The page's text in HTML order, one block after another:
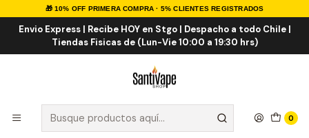
🎁 10% OFF PRIMERA COMPRA · 5% CLIENTES REGISTRADOS
Envio Express | Recibe HOY en Stgo | Despacho a todo Chile |
Tiendas Fisicas de (Lun-Vie 10:00 a 19:30 hrs)
0
Inicio E-LIQUID IMPORTADOS
E-liquid Importados 100ml
Pink Lemonade 100ml